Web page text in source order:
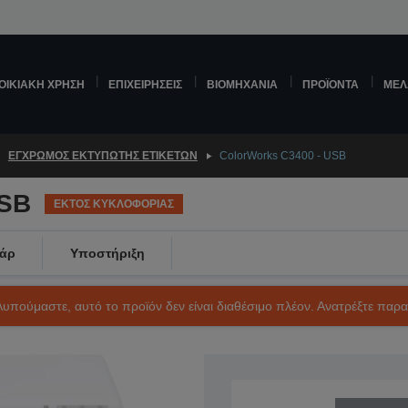
ΧΡΉΣΗ ΕΠΙΧΕΙΡΉΣΕΙΣ ΒΙΟΜΗΧΑΝΊΑ ΠΡΟΪΌΝΤΑ
ΈΓΧΡΩΜΟΣ ΕΚΤΥΠΩΤΉΣ ΕΤΙΚΕΤΏΝ ColorWorks C3400 - USB
ΕΚΤΟΣ ΚΥΚΛΟΦΟΡΙΑΣ
Υποστήριξη
αυτό το προϊόν δεν είναι διαθέσιμο πλέον. Ανατρέξτε